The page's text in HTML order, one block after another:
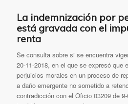
La indemnización por
está gravada con el
renta
Se consulta sobre si se encuentra
20-11-2018, en el que se expresó que
perjuicios morales en un proceso de
a daño emergente no sometido a
contradicción con el Oficio 03209 de